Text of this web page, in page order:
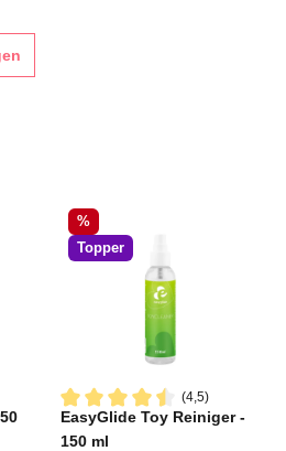
van 4.4 van 5 sterren
Korting
%
Topper
(4,5)
Gemiddelde waardering van
EasyGlide Toy Reiniger -
150 ml